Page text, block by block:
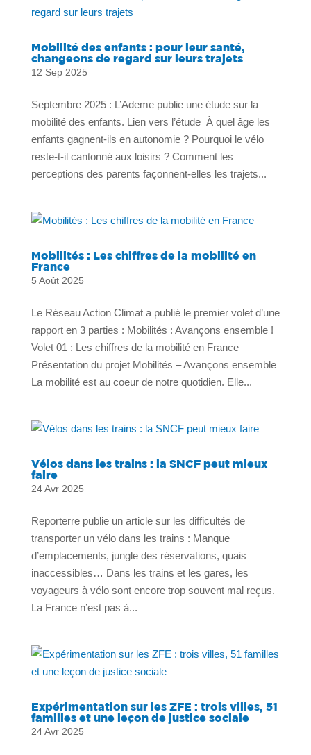
Mobilité des enfants : pour leur santé,
changeons de regard sur leurs trajets
12 Sep 2025
Septembre 2025 : L’Ademe publie une étude sur la
mobilité des enfants. Lien vers l’étude À quel âge les
enfants gagnent-ils en autonomie ? Pourquoi le vélo
reste-t-il cantonné aux loisirs ? Comment les
perceptions des parents façonnent-elles les trajets...
Mobilités : Les chiffres de la mobilité en
France
5 Août 2025
Le Réseau Action Climat a publié le premier volet d’une
rapport en 3 parties : Mobilités : Avançons ensemble !
Volet 01 : Les chiffres de la mobilité en France
Présentation du projet Mobilités – Avançons ensemble
La mobilité est au coeur de notre quotidien. Elle...
Vélos dans les trains : la SNCF peut mieux
faire
24 Avr 2025
Reporterre publie un article sur les difficultés de
transporter un vélo dans les trains : Manque
d’emplacements, jungle des réservations, quais
inaccessibles… Dans les trains et les gares, les
voyageurs à vélo sont encore trop souvent mal reçus.
La France n’est pas à...
Expérimentation sur les ZFE : trois villes, 51
familles et une leçon de justice sociale
24 Avr 2025